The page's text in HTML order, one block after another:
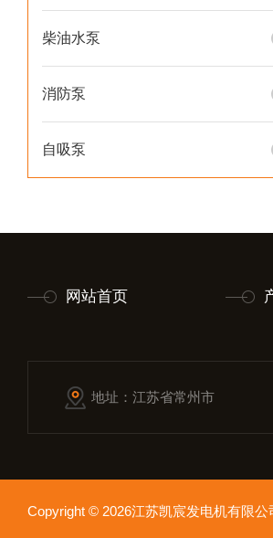
柴油水泵
消防泵
自吸泵
网站首页
地址：江苏省常州市
Copyright © 2026江苏凯宸发电机有限